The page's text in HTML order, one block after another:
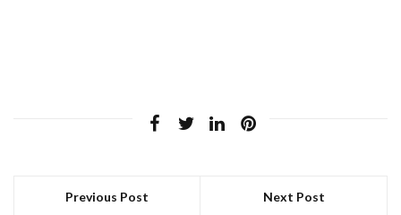
Previous Post Next Post